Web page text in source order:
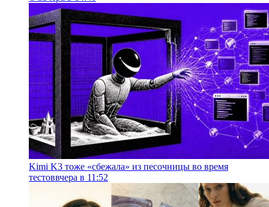
Kimi K3 тоже «сбежала» из песочницы во время
тестоввчера в 11:52